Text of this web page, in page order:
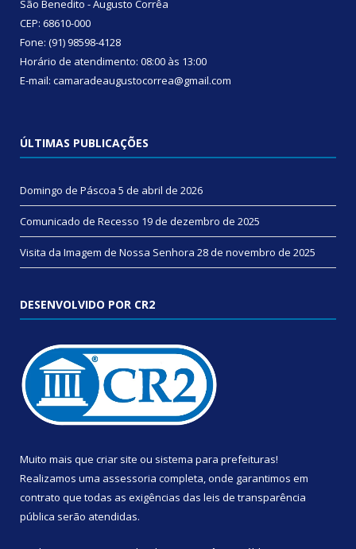
São Benedito - Augusto Corrêa
CEP: 68610-000
Fone: (91) 98598-4128
Horário de atendimento: 08:00 às 13:00
E-mail: camaradeaugustocorrea@gmail.com
ÚLTIMAS PUBLICAÇÕES
Domingo de Páscoa 5 de abril de 2026
Comunicado de Recesso 19 de dezembro de 2025
Visita da Imagem de Nossa Senhora 28 de novembro de 2025
DESENVOLVIDO POR CR2
Muito mais que criar site ou sistema para prefeituras!
Realizamos uma assessoria completa, onde garantimos em
contrato que todas as exigências das leis de transparência
pública serão atendidas.